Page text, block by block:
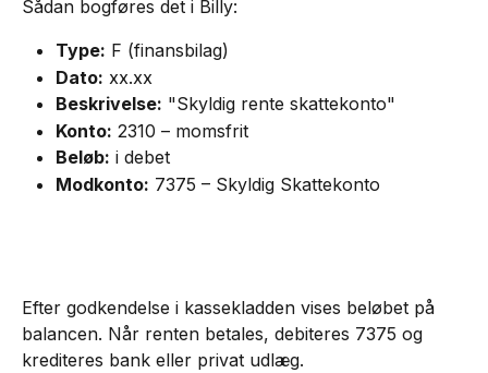
Sådan bogføres det i Billy:
Type: F (finansbilag)
Dato: xx.xx
Beskrivelse: "Skyldig rente skattekonto"
Konto: 2310 – momsfrit
Beløb: i debet
Modkonto: 7375 – Skyldig Skattekonto
Efter godkendelse i kassekladden vises beløbet på
balancen. Når renten betales, debiteres 7375 og
krediteres bank eller privat udlæg.